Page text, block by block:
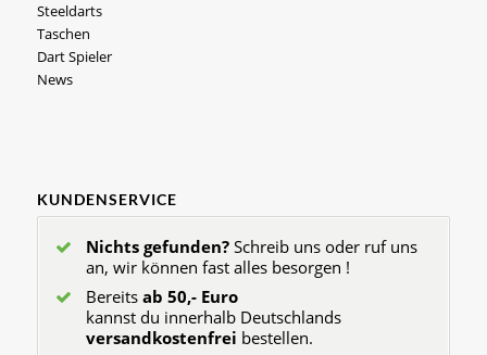
Steeldarts
Taschen
Dart Spieler
News
KUNDENSERVICE
Nichts gefunden?Schreib uns oder ruf uns
an, wir können fast alles besorgen !
Bereits ab 50,- Euro
kannst du innerhalb Deutschlands
versandkostenfrei bestellen.